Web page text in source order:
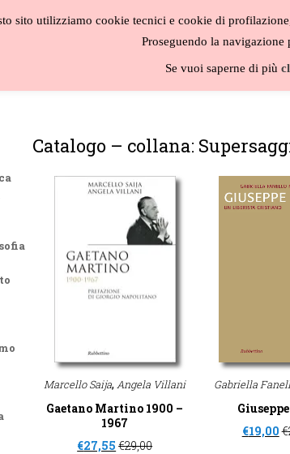
Catalogo – collana:
Marcello Saija,Angela Villani
Gaetano Martino 1900 –
1967
€27,55 €29,00
Gabriella
€19,00€
sito utilizziamo cookie tecnici e cookie di
Proseguendo la
Se vuoi saperne di più